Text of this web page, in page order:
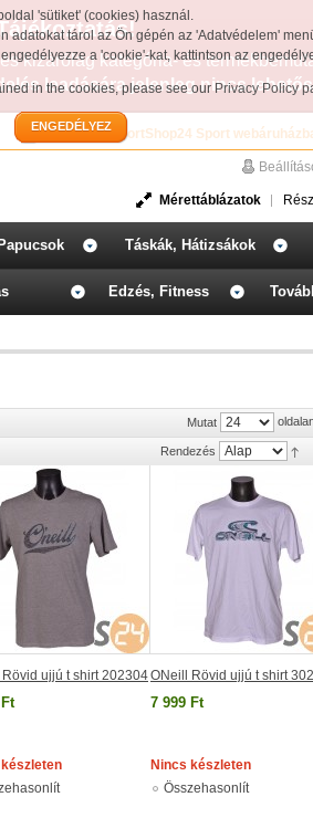
'sütiket' (cookies) használ.
adatokat tárol az Ön gépén az 'Adatvédelem'
a 'cookie'-kat, kattintson az
in the cookies, please see ourPrivacy Policy
ENGEDÉLYEZ
kizárólag kategória- és
leadására jelenleg nincs
Üdvözöljük a SportShop24 Sport
Mérettáblázatok
Táskák, Hátizsákok
Edzés, Fitness
Mutat
Rendezés
ujjú t shirt 202304ONeill Rövid ujjú t shirt
7 999 Ft
Nincs készleten
Összehasonlít